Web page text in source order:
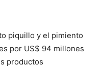
piquillo y el pimiento
por US$ 94 millones
productos